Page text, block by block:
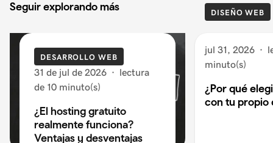
Seguir explorando más
DESARROLLO WEB
31 de jul de 2026 · lectura
de 10 minuto(s)
¿El hosting gratuito
realmente funciona?
Ventajas y desventajas
DISEÑO WEB
jul 31, 2026 ·
minuto(s)
¿Por qué
con tu propio